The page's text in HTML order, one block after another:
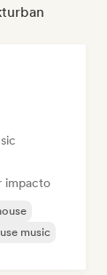
impacto
music